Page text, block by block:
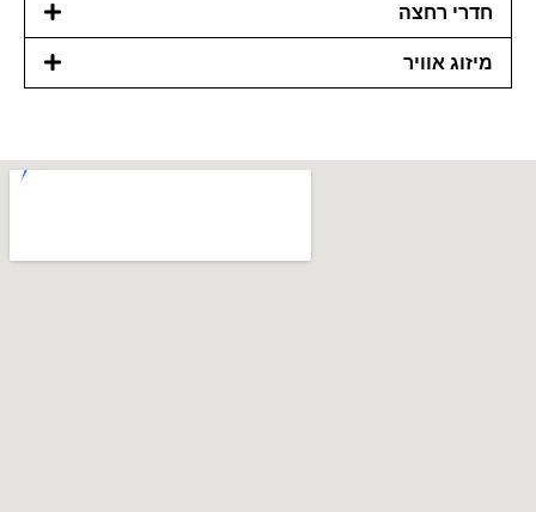
חדרי רחצה
מיזוג אוויר